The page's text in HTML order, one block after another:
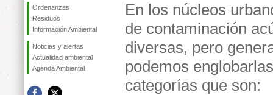
Ordenanzas
Residuos
Información Ambiental
Noticias y alertas
Actualidad ambiental
Agenda Ambiental
En los núcleos
de contaminación
diversas, pero
podemos
categorías que son: